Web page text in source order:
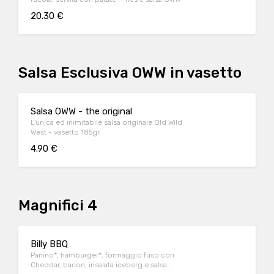
20.30 €
Salsa Esclusiva OWW in vasetto
Salsa OWW - the original
L'unica ed inimitabile salsa originale Old Wild
West - vasetto 185gr
4.90 €
Magnifici 4
Billy BBQ
Panino*, hamburger*, formaggio fuso con
Cheddar, bacon, insalata iceberg e salsa